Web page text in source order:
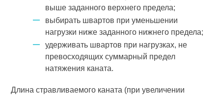
выше заданного верхнего предела;
выбирать швартов при уменьшении
нагрузки ниже заданного нижнего предела;
удерживать швартов при нагрузках, не
превосходящих суммарный предел
натяжения каната.
Длина стравливаемого каната (при увеличении